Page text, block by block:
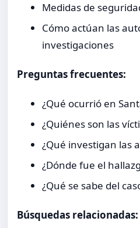
Medidas de
Cómo actúan las
investigaciones
Preguntas frecuentes:
¿Qué ocurrió en
¿Quiénes son las
¿Qué investigan las
¿Dónde fue el
¿Qué se sabe del
Búsquedas relacionadas: